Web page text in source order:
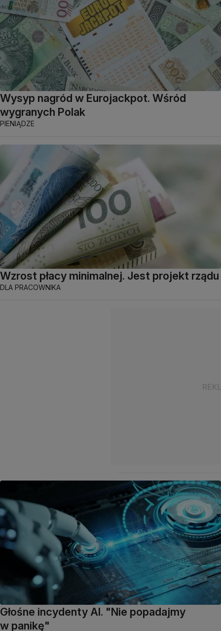
Wysyp nagród w Eurojackpot. Wśród
wygranych Polak
PIENIĄDZE
Wzrost płacy minimalnej. Jest projekt rządu
DLA PRACOWNIKA
Głośne incydenty AI. "Nie popadajmy
w panikę"